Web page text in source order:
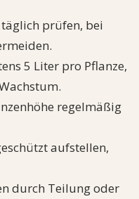
prüfen, bei
5 Liter pro Pflanze,
regelmäßig
aufstellen,
durch Teilung oder